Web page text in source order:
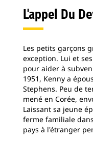
L'appel Du
Les petits garçons
exception. Lui et
pour aider à
1951, Kenny a
Stephens. Peu de
mené en Corée,
Laissant sa jeune
ferme familiale
pays à l'étranger